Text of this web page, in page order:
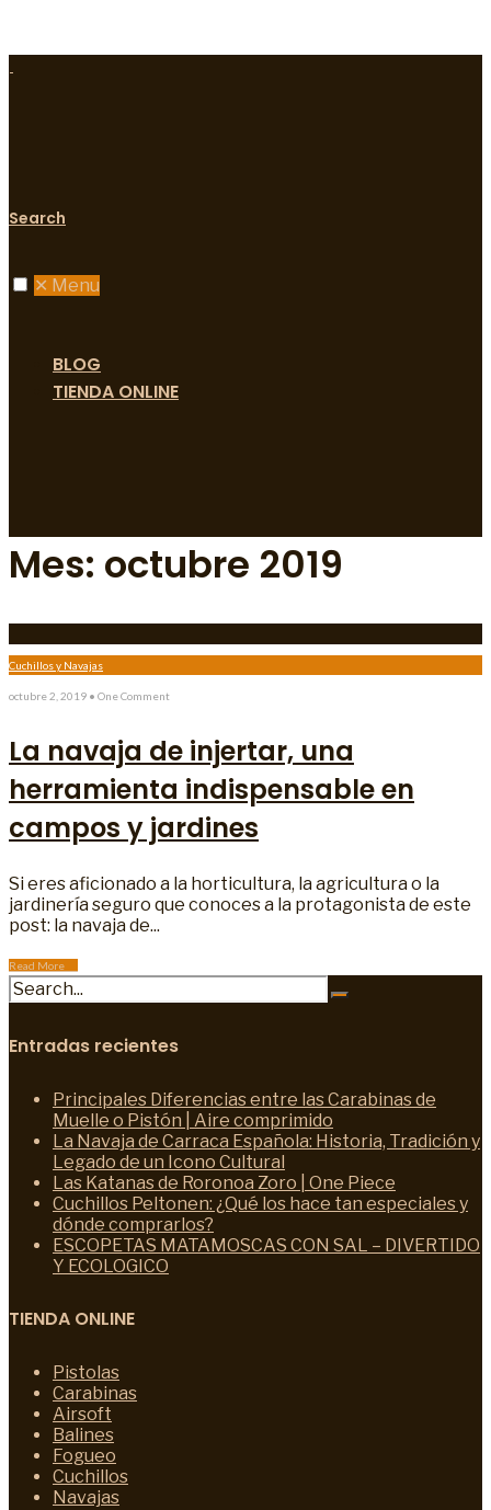
Search
✕ Menu
BLOG
TIENDA ONLINE
Mes: octubre 2019
Cuchillos y Navajas
octubre 2, 2019 • One Comment
La navaja de injertar, una
herramienta indispensable en
campos y jardines
Si eres aficionado a la horticultura, la agricultura o la
jardinería seguro que conoces a la protagonista de este
post: la navaja de...
Read More
Entradas recientes
Principales Diferencias entre las Carabinas de
Muelle o Pistón | Aire comprimido
La Navaja de Carraca Española: Historia, Tradición y
Legado de un Icono Cultural
Las Katanas de Roronoa Zoro | One Piece
Cuchillos Peltonen: ¿Qué los hace tan especiales y
dónde comprarlos?
ESCOPETAS MATAMOSCAS CON SAL – DIVERTIDO
Y ECOLOGICO
TIENDA ONLINE
Pistolas
Carabinas
Airsoft
Balines
Fogueo
Cuchillos
Navajas